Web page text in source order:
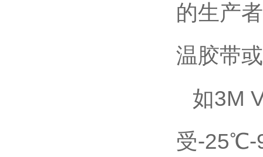
的生产
温胶带
如3M
受-25℃-